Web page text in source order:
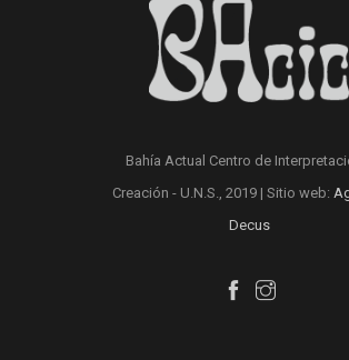
Bahía Actual Centro de
Creación - U.N.S., 2019 | Sitio web:
Decus